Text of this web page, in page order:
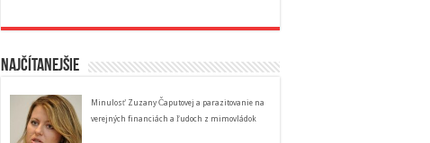
Najčítanejšie
Minulosť Zuzany Čaputovej a parazitovanie na
verejných financiách a ľudoch z mimovládok